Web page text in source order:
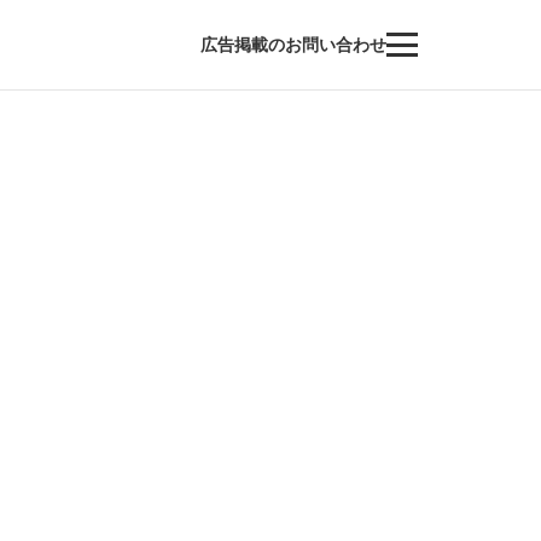
広告掲載のお問い合わせ